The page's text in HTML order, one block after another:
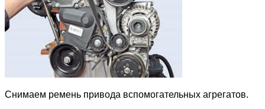
Снимаем ремень привода вспомогательных агрегатов.